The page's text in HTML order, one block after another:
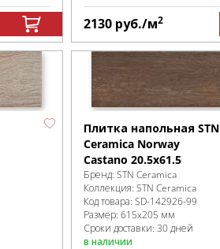
2130 руб./м2
Плитка напольная STN
Ceramica Norway
Castano 20.5x61.5
Бренд: STN Ceramica
Коллекция: STN Ceramica
Код товара: SD-142926-99
Размер: 615x205 мм
Сроки доставки: 30 дней
в наличии